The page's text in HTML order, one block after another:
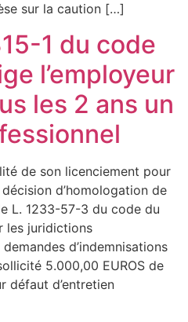
sur la caution […]
1 du code
l’employeur
les 2 ans un
de son licenciement pour
d’homologation de
L. 1233-57-3 du code du
les juridictions
d’indemnisations
5.000,00 EUROS de
défaut d’entretien